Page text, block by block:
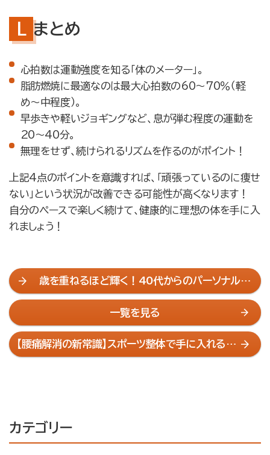
まとめ
心拍数は運動強度を知る「体のメーター」。
脂肪燃焼に最適なのは最大心拍数の60〜70％（軽
め〜中程度）。
早歩きや軽いジョギングなど、息が弾む程度の運動を
20〜40分。
無理をせず、続けられるリズムを作るのがポイント！
上記4点のポイントを意識すれば、「頑張っているのに痩せ
ない」という状況が改善できる可能性が高くなります！
自分のペースで楽しく続けて、健康的に理想の体を手に入
れましょう！
歳を重ねるほど輝く！40代からのパーソナルト
レーニングが教えてくれたこと
一覧を見る
【腰痛解消の新常識】スポーツ整体で手に入れる痛
みのない生活とは
カテゴリー